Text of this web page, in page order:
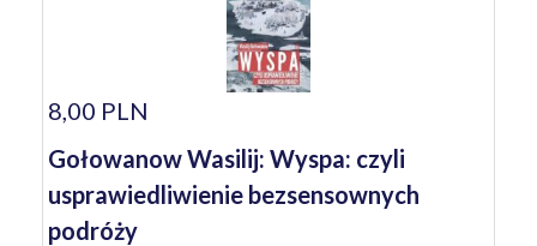
8,00 PLN
Gołowanow Wasilij: Wyspa: czyli
usprawiedliwienie bezsensownych
podróży